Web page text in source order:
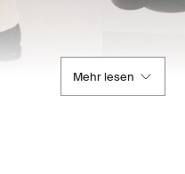
Mehr lesen